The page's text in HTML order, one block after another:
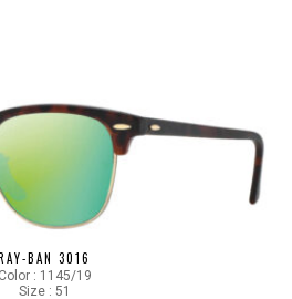
BAN 3016
Color : 1145/19
Size : 51